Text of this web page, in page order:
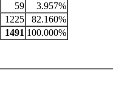
59
3.957%
1225
82.160%
1491 100.000%